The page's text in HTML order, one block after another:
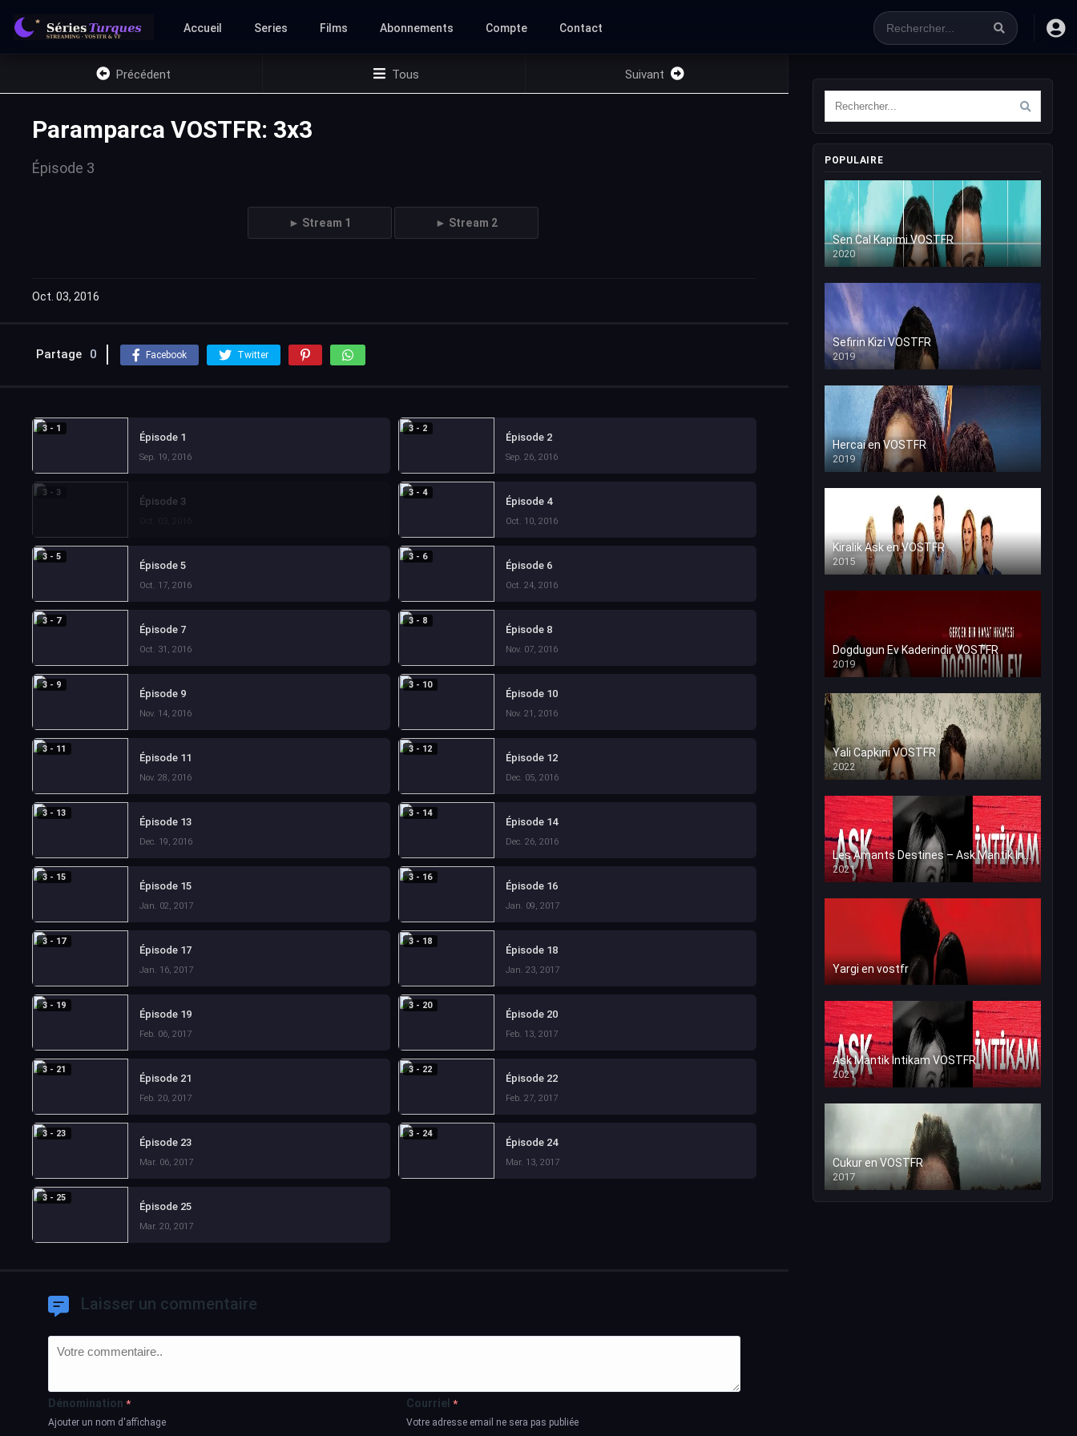
Accueil Series Films Abonnements Compte Contact
Précédent Tous Suivant
Paramparca VOSTFR: 3x3
Épisode 3
► Stream 1 ► Stream 2
Oct. 03, 2016
Partage 0 Facebook Twitter
3 - 1
Épisode 1
Sep. 19, 2016
3 - 2
Épisode 2
Sep. 26, 2016
3 - 3
Épisode 3
3 - 4
Épisode 4
Oct. 10, 2016
3 - 5
Épisode 5
Oct. 17, 2016
3 - 6
Épisode 6
Oct. 24, 2016
3 - 7
Épisode 7
Oct. 31, 2016
3 - 8
Épisode 8
Nov. 07, 2016
3 - 9
Épisode 9
Nov. 14, 2016
3 - 10
Épisode 10
Nov. 21, 2016
3 - 11
Épisode 11
Nov. 28, 2016
3 - 12
Épisode 12
Dec. 05, 2016
3 - 13
Épisode 13
Dec. 19, 2016
3 - 14
Épisode 14
Dec. 26, 2016
3 - 15
Épisode 15
Jan. 02, 2017
3 - 16
Épisode 16
Jan. 09, 2017
3 - 17
Épisode 17
Jan. 16, 2017
3 - 18
Épisode 18
Jan. 23, 2017
3 - 19
Épisode 19
Feb. 06, 2017
3 - 20
Épisode 20
Feb. 13, 2017
3 - 21
Épisode 21
Feb. 20, 2017
3 - 22
Épisode 22
Feb. 27, 2017
3 - 23
Épisode 23
Mar. 06, 2017
3 - 24
Épisode 24
Mar. 13, 2017
3 - 25
Épisode 25
Mar. 20, 2017
Laisser un commentaire
Dénomination *
Ajouter un nom d'affichage
Courriel *
Votre adresse email ne sera pas publiée
POPULAIRE
Sen Cal Kapimi VOSTFR
2020
Sefirin Kizi VOSTFR
2019
Hercai en VOSTFR
2019
Kiralik Ask en VOSTFR
2015
Dogdugun Ev Kaderindir VOSTFR
2019
Yali Capkini VOSTFR
2022
Les Amants Destines – Ask Mantik İntikam en VF (Voix Francaise)
2021
Yargi en vostfr
Ask Mantik İntikam VOSTFR
2021
Cukur en VOSTFR
2017